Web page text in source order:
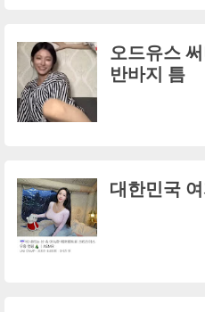
오드유스
반바지 틈
대한민국